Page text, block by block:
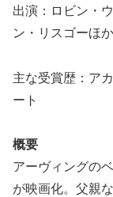
出演：ロビン・
ン・リスゴーほか
主な受賞歴：ア
ート
概要
アーヴィングの
が映画化。父親